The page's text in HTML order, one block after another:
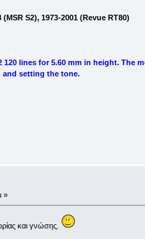
S2), 1973-2001 (Revue RT80)
120 lines for 5.60 mm in height. The
setting the tone.
»
και γνώσης.